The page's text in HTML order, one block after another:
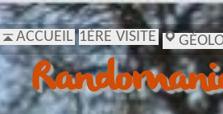
ACCUEIL 1ÈRE VISITE